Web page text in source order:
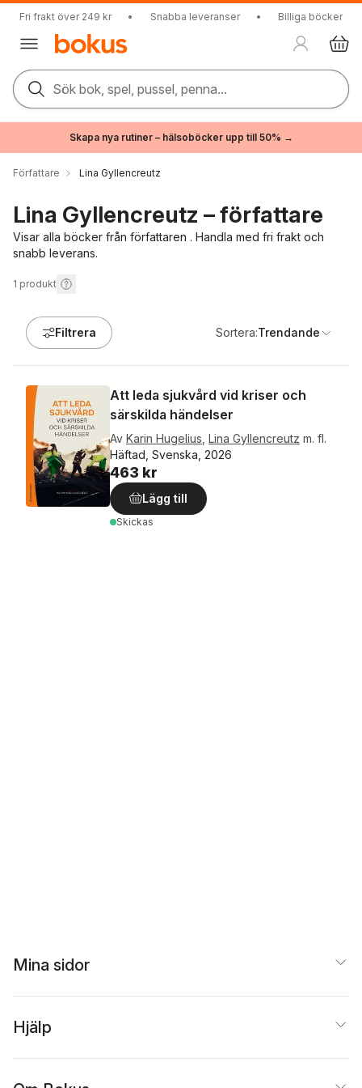
Fri frakt över 249 kr • Snabba leveranser • Billiga böcker
Sök bok, spel, pussel, penna...
Skapa nya rutiner – hälsoböcker upp till 50% →
Författare Lina Gyllencreutz
Lina Gyllencreutz – författare
Visar alla böcker från författaren . Handla med fri frakt och
snabb leverans.
1 produkt
Filtrera Sortera:Trendande
Att leda sjukvård vid kriser och
särskilda händelser
Av Karin Hugelius Lina Gyllencreutz m. fl.
Häftad, Svenska, 2026
463 kr
Lägg till
Skickas
Mina sidor
Hjälp